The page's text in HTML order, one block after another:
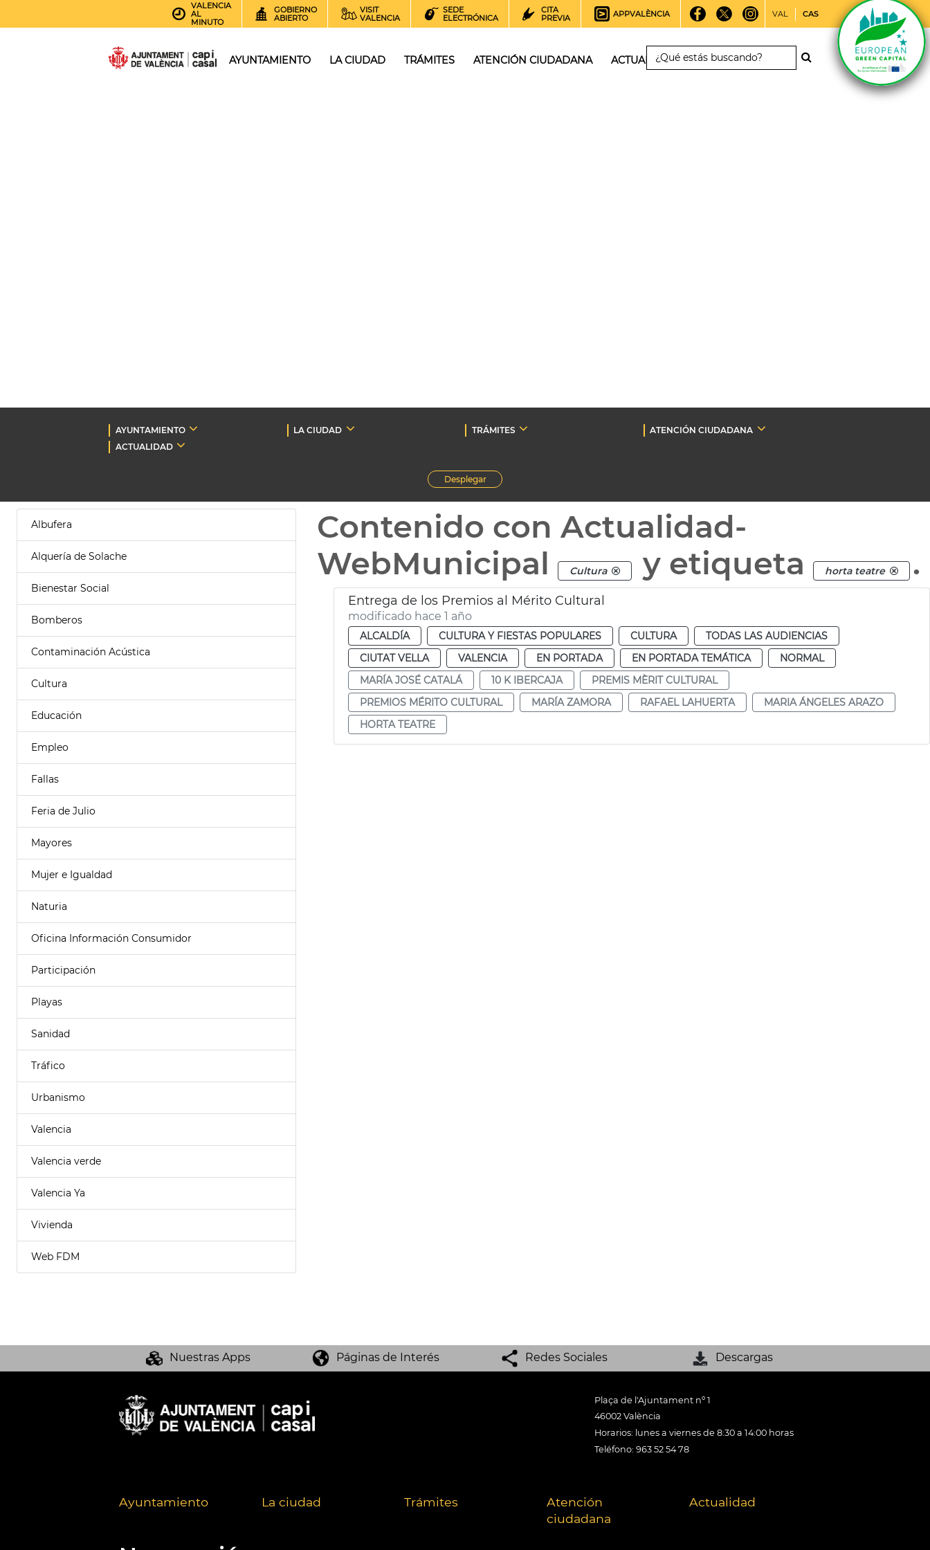
VALENCIA
AL
MINUTO
GOBIERNO
ABIERTO
VISIT
VALENCIA
SEDE
ELECTRÓNICA
CITA
PREVIA
APPVALÈNCIA VAL CAS
AYUNTAMIENTO LA CIUDAD TRÁMITES ATENCIÓN CIUDADANA ACTUALIDAD
AYUNTAMIENTO LA CIUDAD TRÁMITES
ATENCIÓN CIUDADANA
ACTUALIDAD
Desplegar
Albufera
Alquería de Solache
Bienestar Social
Bomberos
Contaminación Acústica
Cultura
Educación
Empleo
Fallas
Feria de Julio
Mayores
Mujer e Igualdad
Naturia
Oficina Información Consumidor
Participación
Playas
Sanidad
Tráfico
Urbanismo
Valencia
Valencia verde
Valencia Ya
Vivienda
Web FDM
Contenido con Actualidad-
WebMunicipal
Cultura y etiqueta horta teatre .
Entrega de los Premios al Mérito Cultural
modificado hace 1 año
ALCALDÍA CULTURA Y FIESTAS POPULARES CULTURA
TODAS LAS AUDIENCIAS
CIUTAT VELLA
VALENCIA EN PORTADA EN PORTADA TEMÁTICA
NORMAL
MARÍA JOSÉ CATALÁ
10 K IBERCAJA
PREMIS MÈRIT CULTURAL
PREMIOS MÉRITO CULTURAL
MARÍA ZAMORA RAFAEL LAHUERTA
MARIA ÁNGELES ARAZO
HORTA TEATRE
Nuestras Apps Páginas de Interés Redes Sociales Descargas
Plaça de l'Ajuntament nº 1
46002 València
Horarios: lunes a viernes de 8:30 a 14:00 horas
Teléfono: 963 52 54 78
Ayuntamiento La ciudad Trámites
Atención
ciudadana
Actualidad